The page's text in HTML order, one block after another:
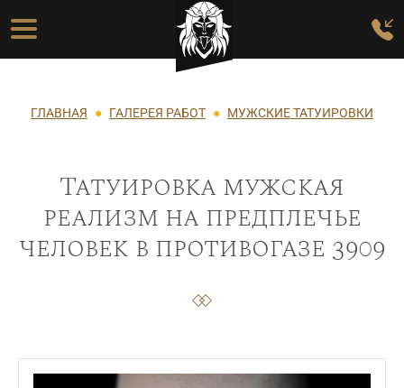
Перейти к основному содержанию
Основная навигация
Строка навигации
ГЛАВНАЯ ГАЛЕРЕЯ РАБОТ МУЖСКИЕ ТАТУИРОВКИ
Татуировка мужская
реализм на предплечье
человек в противогазе 3909